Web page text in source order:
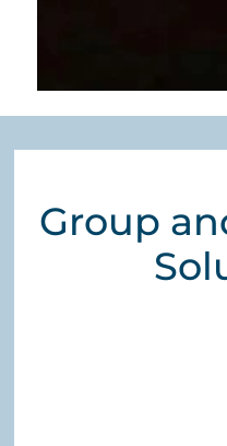
Group